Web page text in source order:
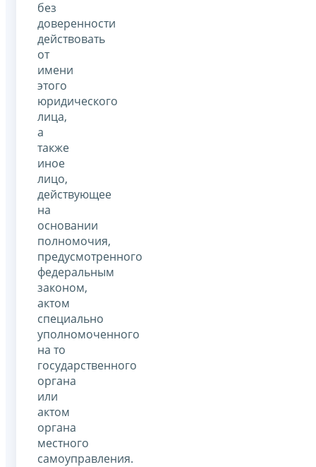
без
доверенности
действовать
от
имени
этого
юридического
лица,
а
также
иное
лицо,
действующее
на
основании
полномочия,
предусмотренного
федеральным
законом,
актом
специально
уполномоченного
на то
государственного
органа
или
актом
органа
местного
самоуправления.